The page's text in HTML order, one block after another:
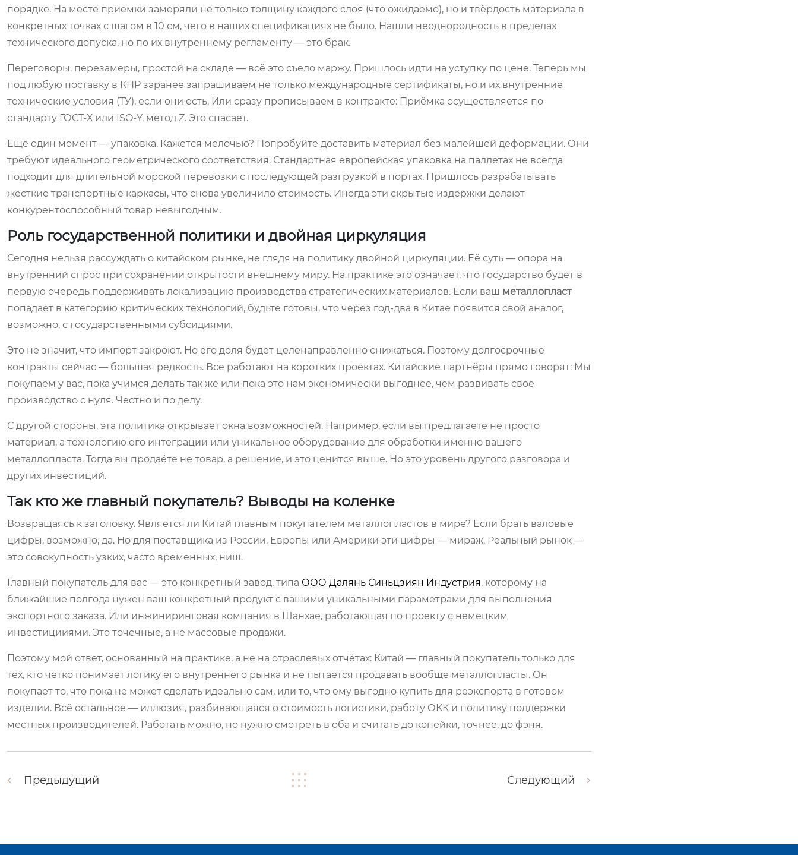
порядке. На месте приемки замеряли не только толщину каждого слоя (что ожидаемо), но и твёрдость материала в
конкретных точках с шагом в 10 см, чего в наших спецификациях не было. Нашли неоднородность в пределах
технического допуска, но по их внутреннему регламенту — это брак.
Переговоры, перезамеры, простой на складе — всё это съело маржу. Пришлось идти на уступку по цене. Теперь мы
под любую поставку в КНР заранее запрашиваем не только международные сертификаты, но и их внутренние
технические условия (ТУ), если они есть. Или сразу прописываем в контракте: Приёмка осуществляется по
стандарту ГОСТ-Х или ISO-Y, метод Z. Это спасает.
Ещё один момент — упаковка. Кажется мелочью? Попробуйте доставить материал без малейшей деформации. Они
требуют идеального геометрического соответствия. Стандартная европейская упаковка на паллетах не всегда
подходит для длительной морской перевозки с последующей разгрузкой в портах. Пришлось разрабатывать
жёсткие транспортные каркасы, что снова увеличило стоимость. Иногда эти скрытые издержки делают
конкурентоспособный товар невыгодным.
Роль государственной политики и двойная циркуляция
Сегодня нельзя рассуждать о китайском рынке, не глядя на политику двойной циркуляции. Её суть — опора на
внутренний спрос при сохранении открытости внешнему миру. На практике это означает, что государство будет в
первую очередь поддерживать локализацию производства стратегических материалов. Если ваш металлопласт
попадает в категорию критических технологий, будьте готовы, что через год-два в Китае появится свой аналог,
возможно, с государственными субсидиями.
Это не значит, что импорт закроют. Но его доля будет целенаправленно снижаться. Поэтому долгосрочные
контракты сейчас — большая редкость. Все работают на коротких проектах. Китайские партнёры прямо говорят: Мы
покупаем у вас, пока учимся делать так же или пока это нам экономически выгоднее, чем развивать своё
производство с нуля. Честно и по делу.
С другой стороны, эта политика открывает окна возможностей. Например, если вы предлагаете не просто
материал, а технологию его интеграции или уникальное оборудование для обработки именно вашего
металлопласта. Тогда вы продаёте не товар, а решение, и это ценится выше. Но это уровень другого разговора и
других инвестиций.
Так кто же главный покупатель? Выводы на коленке
Возвращаясь к заголовку. Является ли Китай главным покупателем металлопластов в мире? Если брать валовые
цифры, возможно, да. Но для поставщика из России, Европы или Америки эти цифры — мираж. Реальный рынок —
это совокупность узких, часто временных, ниш.
Главный покупатель для вас — это конкретный завод, типа ООО Далянь Синьцзиян Индустрия, которому на
ближайшие полгода нужен ваш конкретный продукт с вашими уникальными параметрами для выполнения
экспортного заказа. Или инжиниринговая компания в Шанхае, работающая по проекту с немецким
инвестицииями. Это точечные, а не массовые продажи.
Поэтому мой ответ, основанный на практике, а не на отраслевых отчётах: Китай — главный покупатель только для
тех, кто чётко понимает логику его внутреннего рынка и не пытается продавать вообще металлопласты. Он
покупает то, что пока не может сделать идеально сам, или то, что ему выгодно купить для реэкспорта в готовом
изделии. Всё остальное — иллюзия, разбивающаяся о стоимость логистики, работу ОКК и политику поддержки
местных производителей. Работать можно, но нужно смотреть в оба и считать до копейки, точнее, до фэня.
Предыдущий Следующий